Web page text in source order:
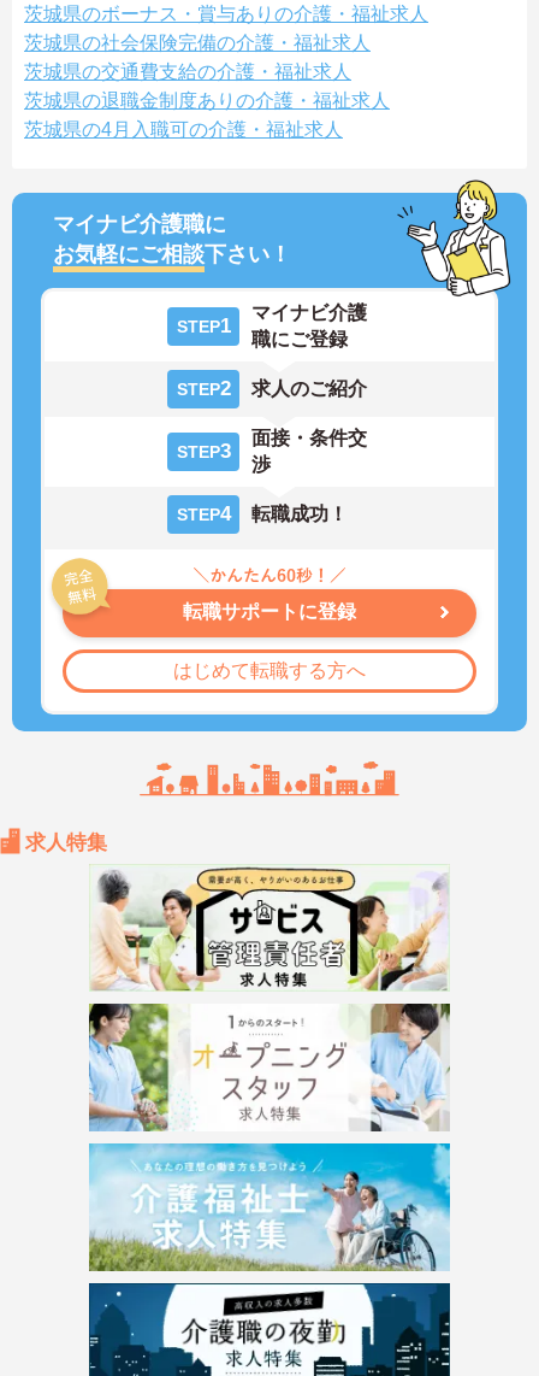
茨城県のボーナス・賞与ありの介護・福祉求人
茨城県の社会保険完備の介護・福祉求人
茨城県の交通費支給の介護・福祉求人
茨城県の退職金制度ありの介護・福祉求人
茨城県の4月入職可の介護・福祉求人
マイナビ介護職に
お気軽にご相談下さい！
STEP1
マイナビ介護
職にご登録
STEP2 求人のご紹介
STEP3
面接・条件交
渉
STEP4 転職成功！
転職サポートに登録
はじめて転職する方へ
求人特集